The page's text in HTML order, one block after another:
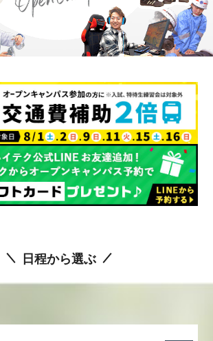
日程から選ぶ